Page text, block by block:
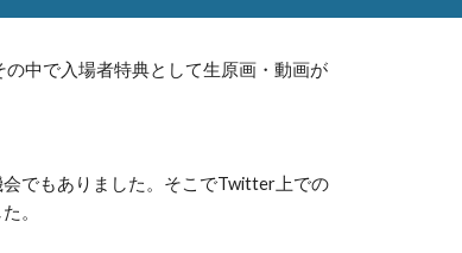
中で入場者特典として生原画・動画が
でもありました。そこでTwitter上での
。